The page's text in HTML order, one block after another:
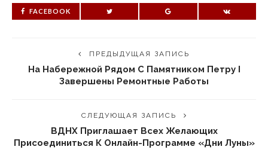
FACEBOOK
ПРЕДЫДУЩАЯ ЗАПИСЬ
На Набережной Рядом С Памятником Петру I
Завершены Ремонтные Работы
СЛЕДУЮЩАЯ ЗАПИСЬ
ВДНХ Приглашает Всех Желающих
Присоединиться К Онлайн-Программе «Дни Луны»